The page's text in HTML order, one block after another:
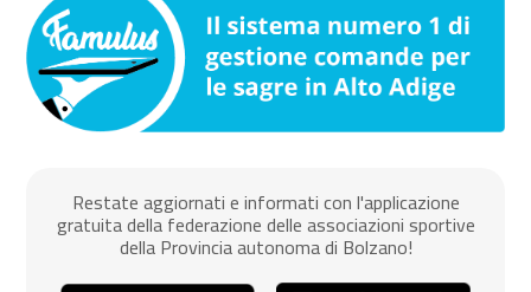
Restate aggiornati e informati con l'applicazione
gratuita della federazione delle associazioni sportive
della Provincia autonoma di Bolzano!